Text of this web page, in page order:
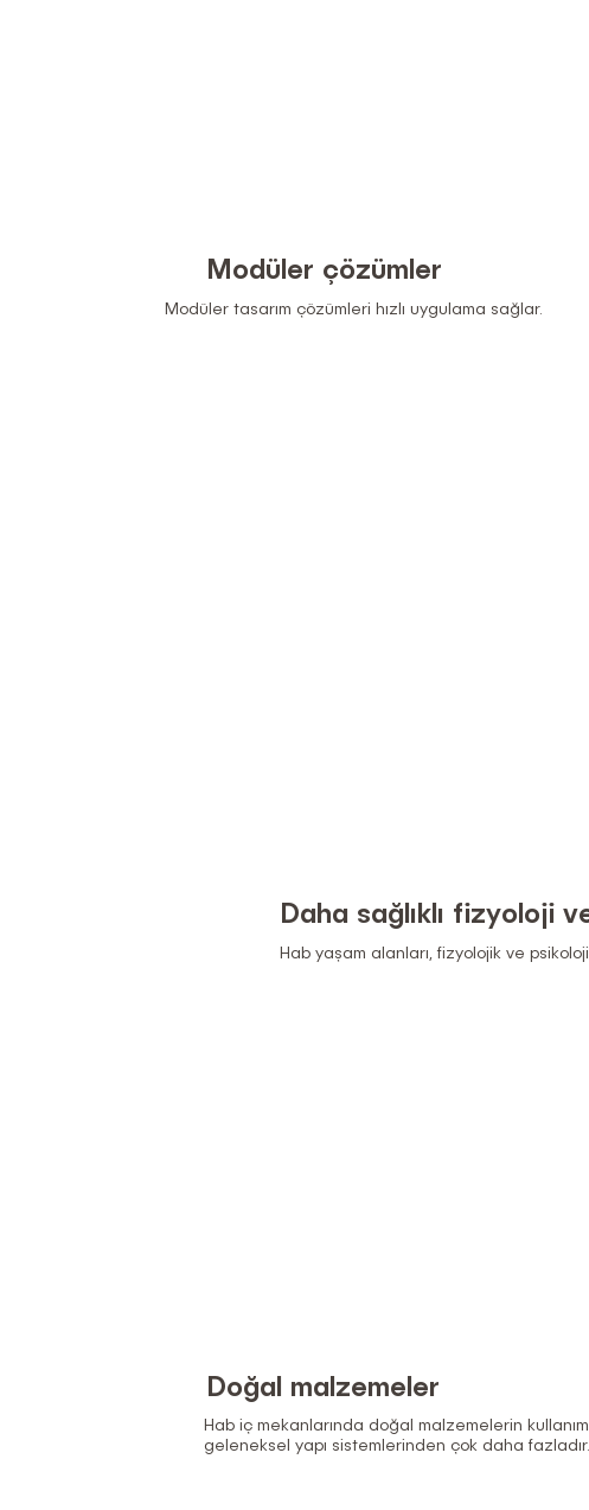
Modüler çözümler
Modüler tasarım çözümleri hızlı uygulama sağlar.
Daha sağlıklı fizyoloji
Hab yaşam alanları, fizyolojik ve
Doğal malzemeler
Hab iç mekanlarında doğal malzemelerin
geleneksel yapı sistemlerinden çok daha fazladır.